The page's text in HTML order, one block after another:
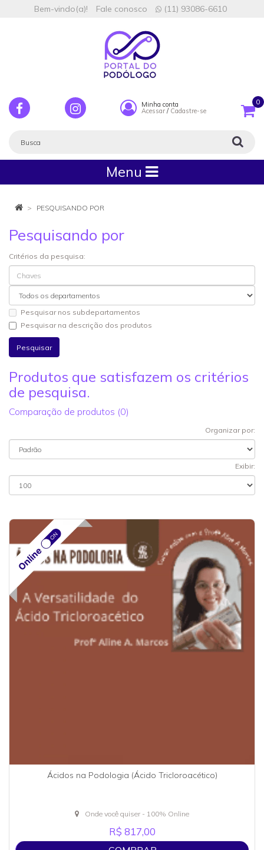
Bem-vindo(a)! Fale conosco (11) 93086-6610
Minha conta
Acessar / Cadastre-se
0
Menu
PESQUISANDO POR
Pesquisando por
Critérios da pesquisa:
Pesquisar nos subdepartamentos
Pesquisar na descrição dos produtos
Produtos que satisfazem os critérios
de pesquisa.
Comparação de produtos (0)
Organizar por:
Exibir:
Ácidos na Podologia (Ácido Tricloroacético)
Onde você quiser - 100% Online
R$ 817,00